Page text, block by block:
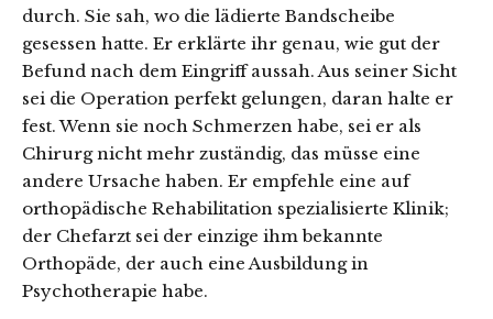
durch. Sie sah, wo die lädierte Bandscheibe
gesessen hatte. Er erklärte ihr genau, wie gut der
Befund nach dem Eingriff aussah. Aus seiner Sicht
sei die Operation perfekt gelungen, daran halte er
fest. Wenn sie noch Schmerzen habe, sei er als
Chirurg nicht mehr zuständig, das müsse eine
andere Ursache haben. Er empfehle eine auf
orthopädische Rehabilitation spezialisierte Klinik;
der Chefarzt sei der einzige ihm bekannte
Orthopäde, der auch eine Ausbildung in
Psychotherapie habe.